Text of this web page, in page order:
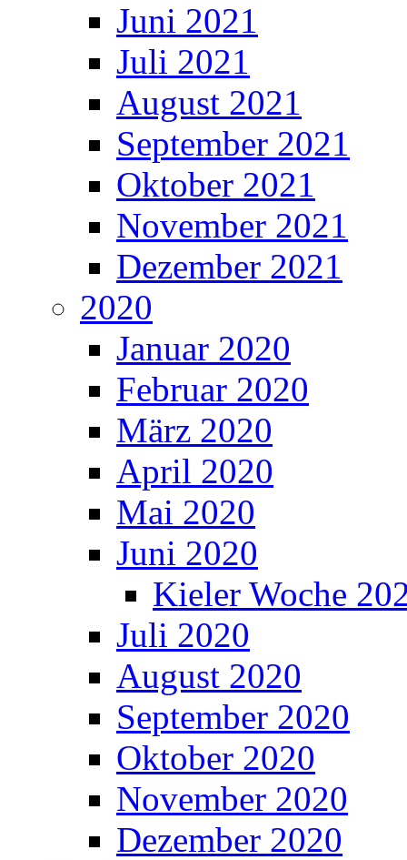
Juni 2021
Juli 2021
August 2021
September 2021
Oktober 2021
November 2021
Dezember 2021
2020
Januar 2020
Februar 2020
März 2020
April 2020
Mai 2020
Juni 2020
Kieler Woche
Juli 2020
August 2020
September 2020
Oktober 2020
November 2020
Dezember 2020